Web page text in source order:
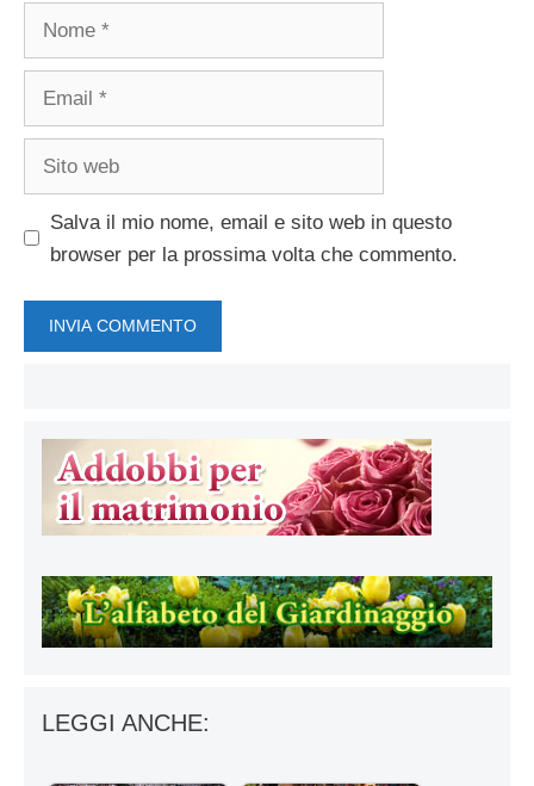
Nome
Email
Sito
Salva il mio nome, email e sito web in questo
browser per la prossima volta che commento.
LEGGI ANCHE: